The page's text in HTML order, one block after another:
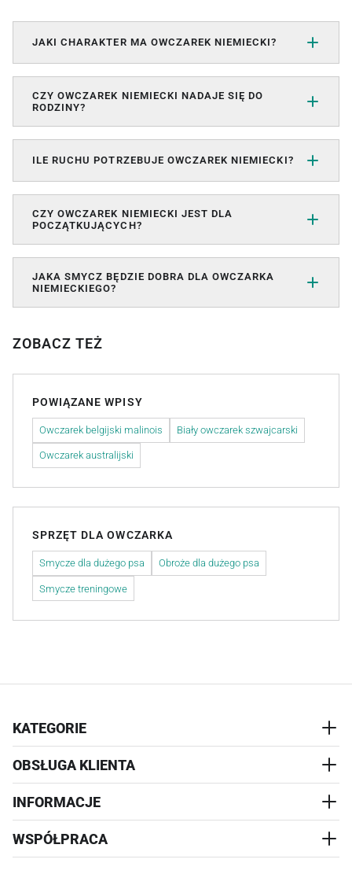
JAKI CHARAKTER MA OWCZAREK NIEMIECKI?
CZY OWCZAREK NIEMIECKI NADAJE SIĘ DO
RODZINY?
ILE RUCHU POTRZEBUJE OWCZAREK NIEMIECKI?
CZY OWCZAREK NIEMIECKI JEST DLA
POCZĄTKUJĄCYCH?
JAKA SMYCZ BĘDZIE DOBRA DLA OWCZARKA
NIEMIECKIEGO?
ZOBACZ TEŻ
POWIĄZANE WPISY
Owczarek belgijski malinois Biały owczarek szwajcarski
Owczarek australijski
SPRZĘT DLA OWCZARKA
Smycze dla dużego psa Obroże dla dużego psa
Smycze treningowe
KATEGORIE
AKCESORIA
WYPRZEDAŻ
OBSŁUGA KLIENTA
REALIZACJA I WYSYŁKA
WYMIANA
INFORMACJE
KONTAKT
WSPÓŁPRACA